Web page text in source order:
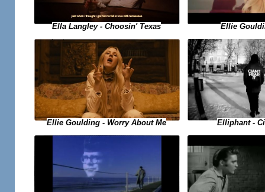
Ella Langley - Choosin' Texas Ellie
Ellie Goulding - Worry About Me Elliphant -